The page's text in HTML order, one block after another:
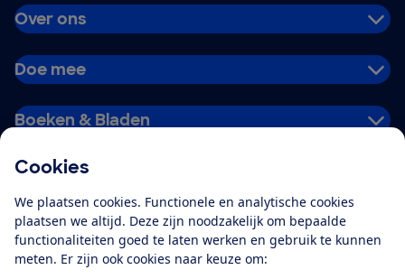
Cookies
We plaatsen cookies. Functionele en analytische cookies
plaatsen we altijd. Deze zijn noodzakelijk om bepaalde
functionaliteiten goed te laten werken en gebruik te kunnen
meten. Er zijn ook cookies naar keuze om:
Over ons
Doe mee
Boeken & Bladen
Alles over de